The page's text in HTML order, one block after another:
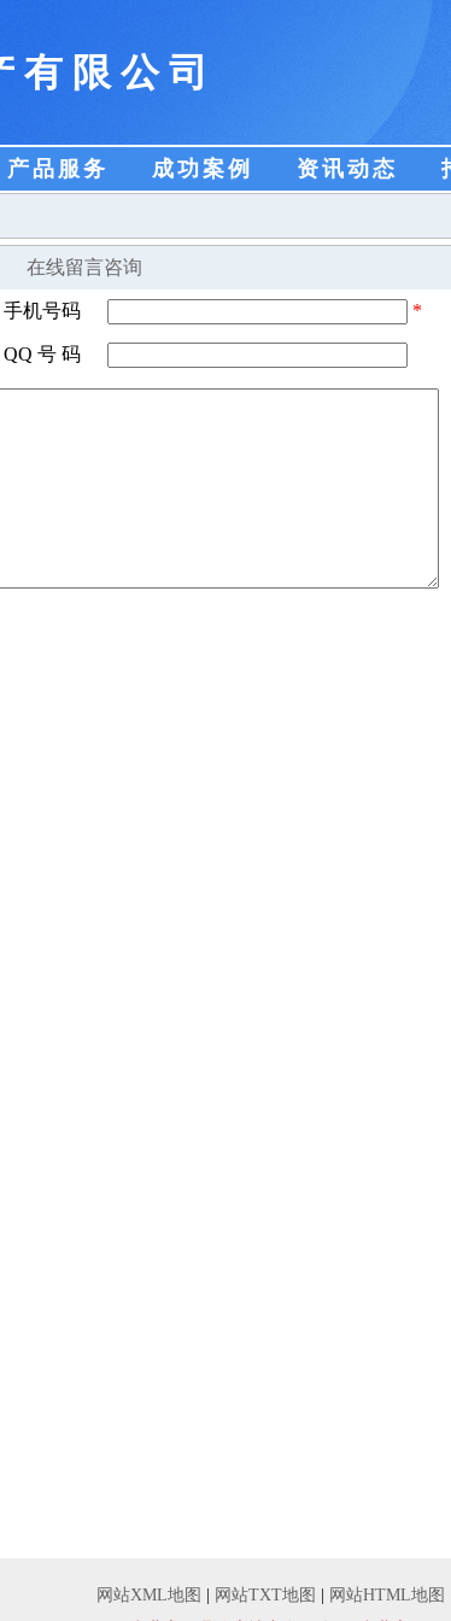
限公司
产品服务 成功案例 资讯动态
在线留言咨询
手机号码 *
QQ 号 码
网站XML地图 网站TXT地图
网站HTML地图